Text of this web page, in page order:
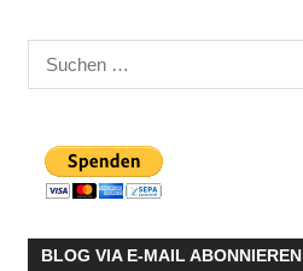
Suchen
nach:
BLOG VIA E-MAIL ABONNIEREN